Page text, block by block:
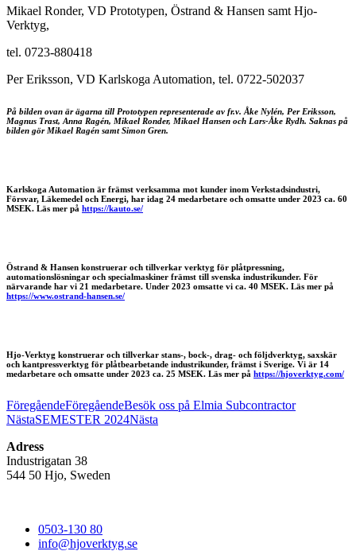
Mikael Ronder, VD Prototypen, Östrand & Hansen samt Hjo-
Verktyg,
tel. 0723-880418
Per Eriksson, VD Karlskoga Automation, tel. 0722-502037
På bilden ovan är ägarna till Prototypen representerade av fr.v. Åke Nylén, Per Eriksson,
Magnus Trast, Anna Ragén, Mikael Ronder, Mikael Hansen och Lars-Åke Rydh. Saknas på
bilden gör Mikael Ragén samt Simon Gren.
Karlskoga Automation är främst verksamma mot kunder inom Verkstadsindustri,
Försvar, Läkemedel och Energi, har idag 24 medarbetare och omsatte under 2023 ca. 60
MSEK. Läs mer på https://kauto.se/
Östrand & Hansen konstruerar och tillverkar verktyg för plåtpressning,
automationslösningar och specialmaskiner främst till svenska industrikunder. För
närvarande har vi 21 medarbetare. Under 2023 omsatte vi ca. 40 MSEK. Läs mer på
https://www.ostrand-hansen.se/
Hjo-Verktyg konstruerar och tillverkar stans-, bock-, drag- och följdverktyg, saxskär
och kantpressverktyg för plåtbearbetande industrikunder, främst i Sverige. Vi är 14
medarbetare och omsatte under 2023 ca. 25 MSEK. Läs mer på https://hjoverktyg.com/
FöregåendeFöregåendeBesök oss på Elmia Subcontractor
NästaSEMESTER 2024Nästa
Adress
Industrigatan 38
544 50 Hjo, Sweden
0503-130 80
info@hjoverktyg.se